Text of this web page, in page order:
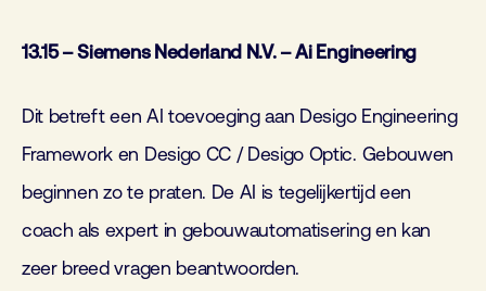
13.15 – Siemens Nederland N.V. – Ai Engineering
Dit betreft een AI toevoeging aan Desigo Engineering
Framework en Desigo CC / Desigo Optic. Gebouwen
beginnen zo te praten. De AI is tegelijkertijd een
coach als expert in gebouwautomatisering en kan
zeer breed vragen beantwoorden.